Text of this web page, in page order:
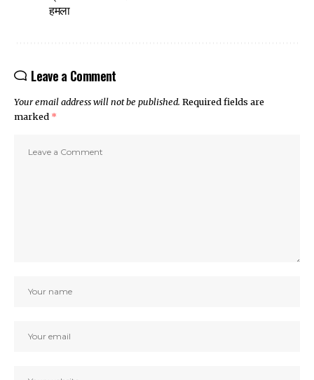
हमला
Leave a Comment
Your email address will not be published. Required fields are
marked *